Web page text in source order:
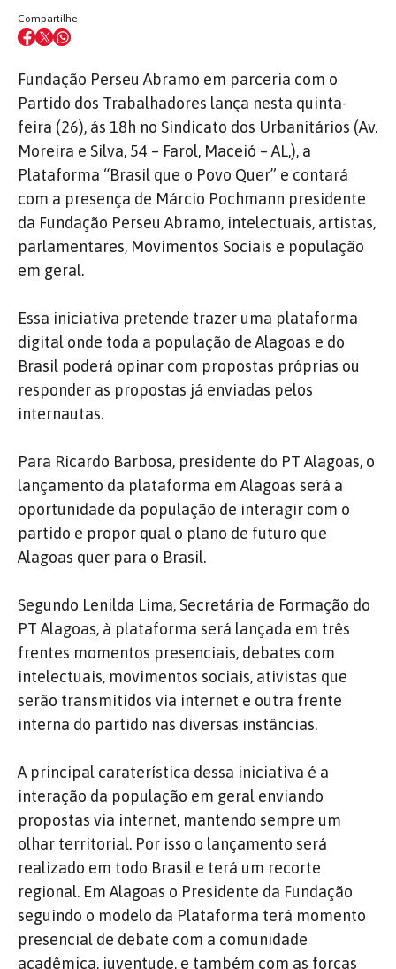
Compartilhe
Fundação Perseu Abramo em parceria com o
Partido dos Trabalhadores lança nesta quinta-
feira (26), ás 18h no Sindicato dos Urbanitários (Av.
Moreira e Silva, 54 – Farol, Maceió – AL,), a
Plataforma “Brasil que o Povo Quer” e contará
com a presença de Márcio Pochmann presidente
da Fundação Perseu Abramo, intelectuais, artistas,
parlamentares, Movimentos Sociais e população
em geral.
Essa iniciativa pretende trazer uma plataforma
digital onde toda a população de Alagoas e do
Brasil poderá opinar com propostas próprias ou
responder as propostas já enviadas pelos
internautas.
Para Ricardo Barbosa, presidente do PT Alagoas, o
lançamento da plataforma em Alagoas será a
oportunidade da população de interagir com o
partido e propor qual o plano de futuro que
Alagoas quer para o Brasil.
Segundo Lenilda Lima, Secretária de Formação do
PT Alagoas, à plataforma será lançada em três
frentes momentos presenciais, debates com
intelectuais, movimentos sociais, ativistas que
serão transmitidos via internet e outra frente
interna do partido nas diversas instâncias.
A principal caraterística dessa iniciativa é a
interação da população em geral enviando
propostas via internet, mantendo sempre um
olhar territorial. Por isso o lançamento será
realizado em todo Brasil e terá um recorte
regional. Em Alagoas o Presidente da Fundação
seguindo o modelo da Plataforma terá momento
presencial de debate com a comunidade
acadêmica, juventude, e também com as forças